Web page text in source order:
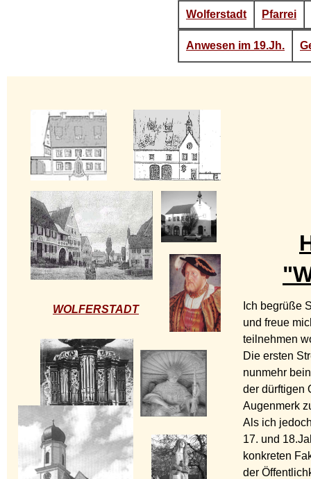
Ich begrüße
und freue
teilnehmen
Die ersten
nunmehr
der dürftigen
Augenmerk
Als ich
17. und
konkreten
der
WOLFERSTADT
Wolferstadt Pfarrei
Anwesen im 19.Jh.